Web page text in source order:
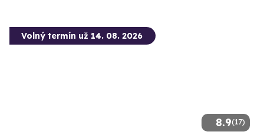
8.9(17)
Volný termín už 14. 08. 2026